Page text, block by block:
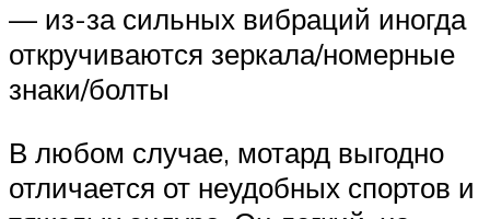
— из-за сильных вибраций иногда
откручиваются зеркала/номерные
знаки/болты
В любом случае, мотард выгодно
отличается от неудобных спортов и